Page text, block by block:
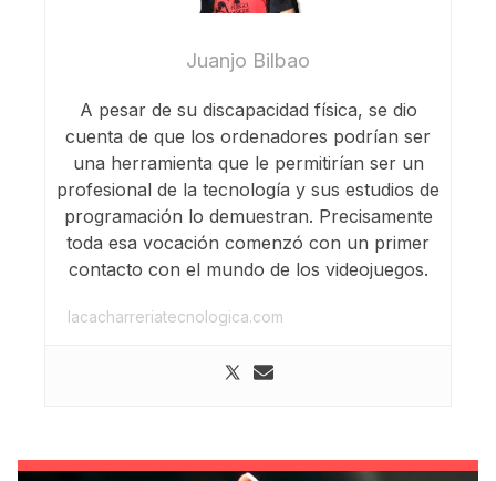
Juanjo Bilbao
A pesar de su discapacidad física, se dio
cuenta de que los ordenadores podrían ser
una herramienta que le permitirían ser un
profesional de la tecnología y sus estudios de
programación lo demuestran. Precisamente
toda esa vocación comenzó con un primer
contacto con el mundo de los videojuegos.
lacacharreriatecnologica.com